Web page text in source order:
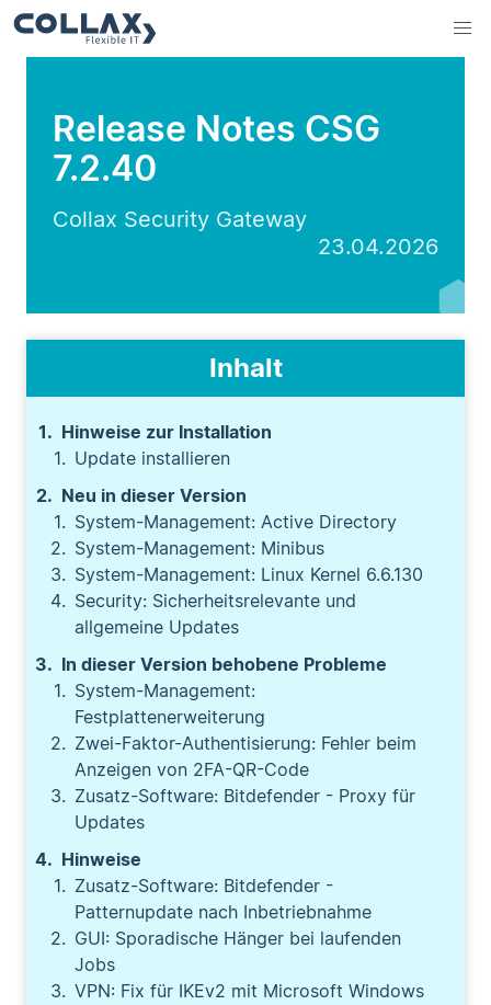
Release Notes CSG
7.2.40
Collax Security Gateway
23.04.2026
Inhalt
Hinweise zur Installation
Update installieren
Neu in dieser Version
System-Management: Active Directory
System-Management: Minibus
System-Management: Linux Kernel 6.6.130
Security: Sicherheitsrelevante und
allgemeine Updates
In dieser Version behobene Probleme
System-Management:
Festplattenerweiterung
Zwei-Faktor-Authentisierung: Fehler beim
Anzeigen von 2FA-QR-Code
Zusatz-Software: Bitdefender - Proxy für
Updates
Hinweise
Zusatz-Software: Bitdefender -
Patternupdate nach Inbetriebnahme
GUI: Sporadische Hänger bei laufenden
Jobs
VPN: Fix für IKEv2 mit Microsoft Windows